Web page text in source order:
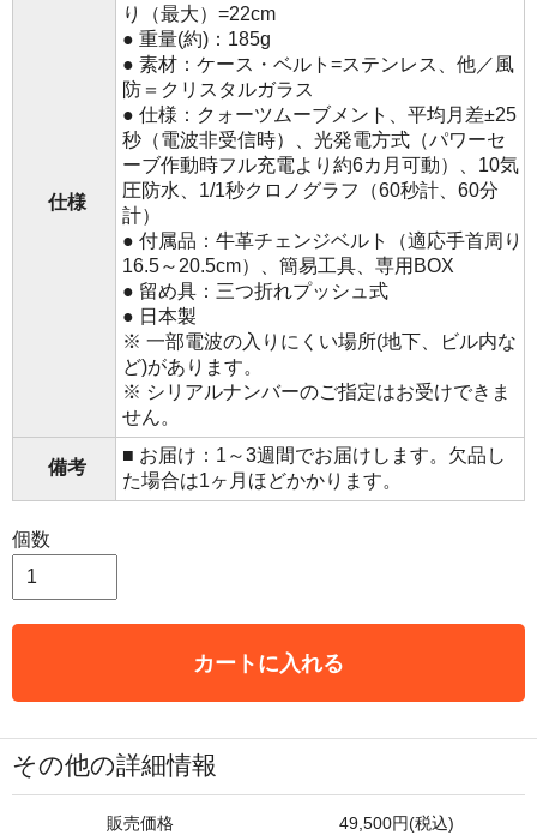
仕様
り（最大）=22cm
● 重量(約)：185g
● 素材：ケース・ベルト=ステンレス、他／風
防＝クリスタルガラス
● 仕様：クォーツムーブメント、平均月差±25
秒（電波非受信時）、光発電方式（パワーセ
ーブ作動時フル充電より約6カ月可動）、10気
圧防水、1/1秒クロノグラフ（60秒計、60分
計）
● 付属品：牛革チェンジベルト（適応手首周り
16.5～20.5cm）、簡易工具、専用BOX
● 留め具：三つ折れプッシュ式
● 日本製
※ 一部電波の入りにくい場所(地下、ビル内な
ど)があります。
※ シリアルナンバーのご指定はお受けできま
せん。
備考
■ お届け：1～3週間でお届けします。欠品し
た場合は1ヶ月ほどかかります。
個数
カートに入れる
その他の詳細情報
販売価格 49,500円(税込)